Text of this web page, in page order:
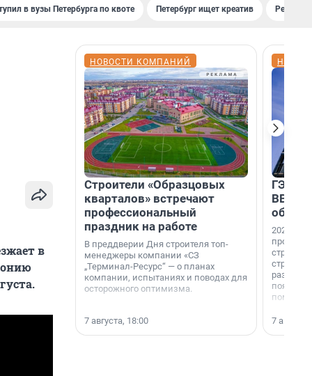
в вузы Петербурга по квоте Петербург ищет креатив
в
НОВОСТИ КОМПАНИЙ
Строители «Образцовых
кварталов» встречают
профессиональный
праздник на работе
В преддверии Дня строителя топ-
менеджеры компании «СЗ
„Терминал-Ресурс“ — о планах
компании, испытаниях и поводах для
осторожного оптимизма.
7 августа, 18:00
ГЭС,
ВВП: в
об
2026-й —
раз. В
7